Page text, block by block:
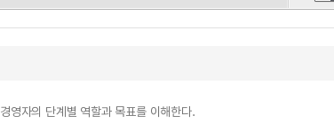
경영자의 단계별 역할과 목표를 이해한다.